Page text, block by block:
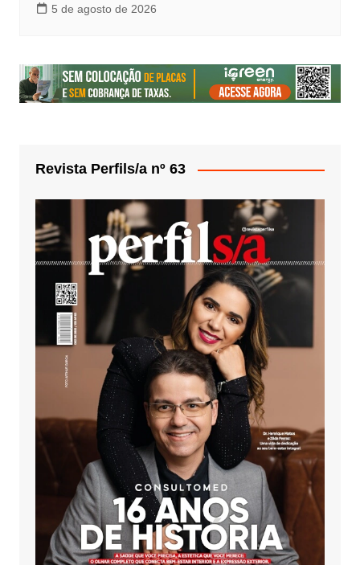
5 de agosto de 2026
Revista Perfils/a nº 63